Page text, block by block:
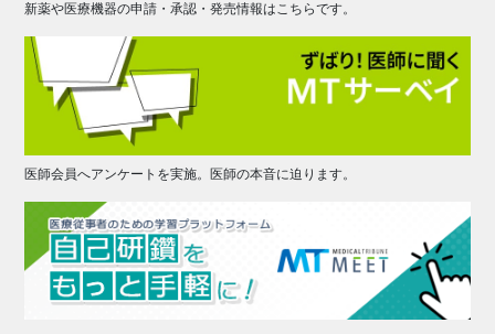
新薬や医療機器の申請・承認・発売情報はこちらです。
医師会員へアンケートを実施。医師の本音に迫ります。